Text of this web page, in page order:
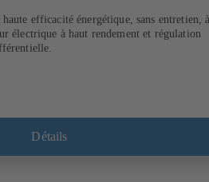
efficacité énergétique, sans entretien,
électrique à haut rendement et régulation
Détails